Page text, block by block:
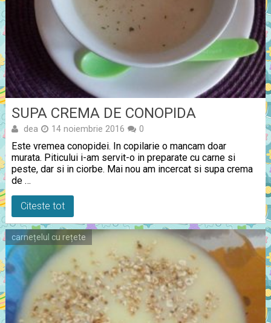
SUPA CREMA DE CONOPIDA
dea 14 noiembrie 2016 0
Este vremea conopidei. In copilarie o mancam doar
murata. Piticului i-am servit-o in preparate cu carne si
peste, dar si in ciorbe. Mai nou am incercat si supa crema
de …
Citeste tot
carnețelul cu rețete